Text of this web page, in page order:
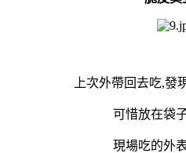
上次外帶回去吃,發
可惜放在袋
現場吃的外